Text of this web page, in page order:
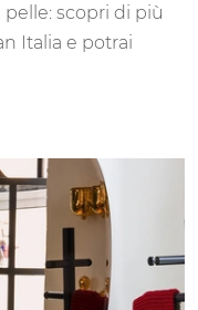
scopri di più
Italia e potrai